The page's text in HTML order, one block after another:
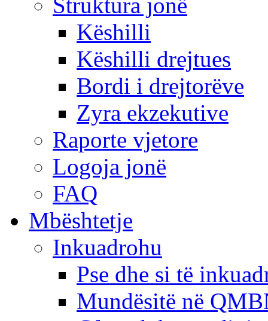
Këshilli
Këshilli drejtues
Bordi i drejtorëve
Zyra ekzekutive
Raporte vjetore
Logoja jonë
FAQ
Mbështetje
Inkuadrohu
Pse dhe si të
Mundësitë në